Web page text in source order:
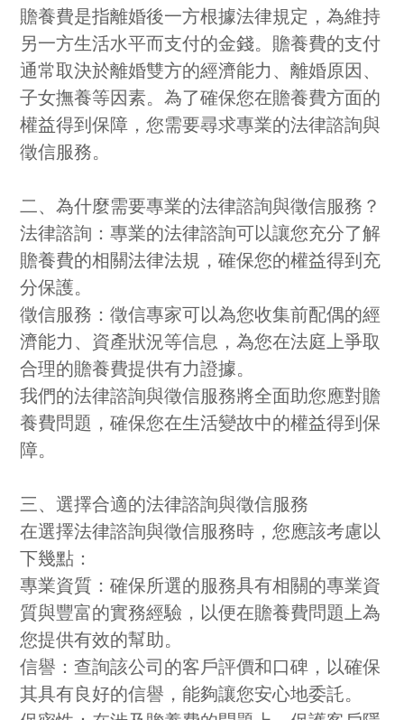
贍養費是指離婚後一方根據法律規定，為維持
另一方生活水平而支付的金錢。贍養費的支付
通常取決於離婚雙方的經濟能力、離婚原因、
子女撫養等因素。為了確保您在贍養費方面的
權益得到保障，您需要尋求專業的法律諮詢與
徵信服務。
二、為什麼需要專業的法律諮詢與徵信服務？
法律諮詢：專業的法律諮詢可以讓您充分了解
贍養費的相關法律法規，確保您的權益得到充
分保護。
徵信服務：徵信專家可以為您收集前配偶的經
濟能力、資產狀況等信息，為您在法庭上爭取
合理的贍養費提供有力證據。
我們的法律諮詢與徵信服務將全面助您應對贍
養費問題，確保您在生活變故中的權益得到保
障。
三、選擇合適的法律諮詢與徵信服務
在選擇法律諮詢與徵信服務時，您應該考慮以
下幾點：
專業資質：確保所選的服務具有相關的專業資
質與豐富的實務經驗，以便在贍養費問題上為
您提供有效的幫助。
信譽：查詢該公司的客戶評價和口碑，以確保
其具有良好的信譽，能夠讓您安心地委託。